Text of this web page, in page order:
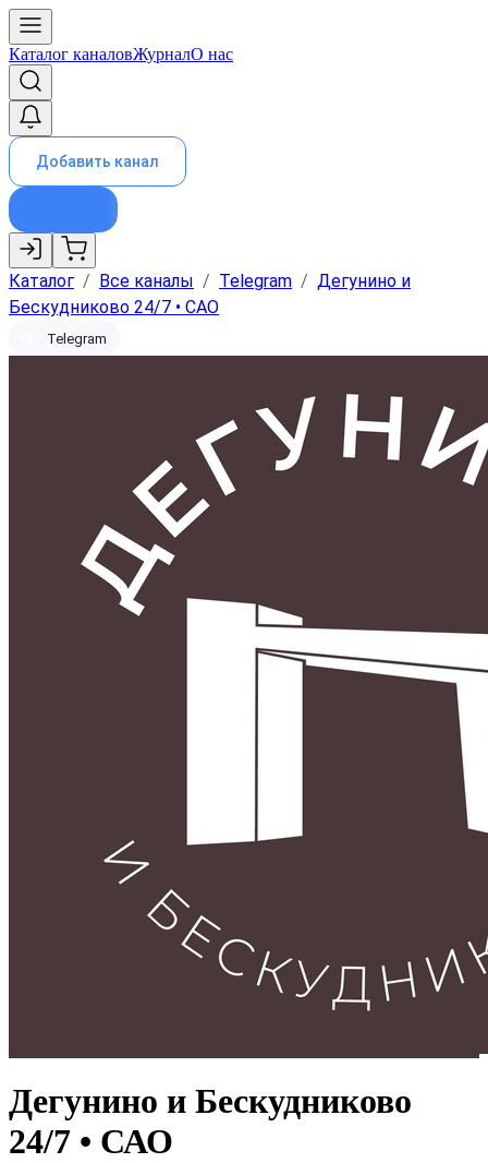
Каталог каналовЖурналО нас
Добавить канал
Каталог / Все каналы / Telegram / Дегунино и
Бескудниково 24/7 • САО
Telegram
Дегунино и Бескудниково
24/7 • САО